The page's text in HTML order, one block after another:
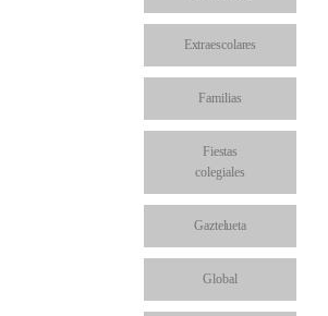
Extraescolares
Familias
Fiestas
colegiales
Gaztelueta
Global